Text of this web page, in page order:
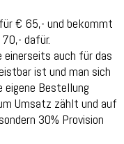
€ 65,- und bekommt
dafür.
einerseits auch für das
ist und man sich
eigene Bestellung
Umsatz zählt und auf
30% Provision